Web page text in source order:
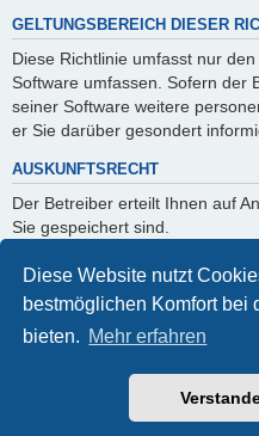
Diese Website nutzt
bestmöglichen Komfort bei
bieten. Mehr erfahren
GELTUNGSBEREICH DIESER
Diese Richtlinie umfasst nur
Software umfassen. Sofern der
seiner Software weitere
er Sie darüber gesondert
AUSKUNFTSRECHT
Der Betreiber erteilt Ihnen auf
Sie gespeichert sind.
Sie können jederzeit die
verlangen. Kontaktieren Sie
Powered byphpBB®